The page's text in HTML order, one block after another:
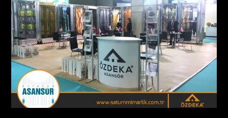
Özdeka Asansör / Avrasya Asansör Fuarı – İstanbul
MAXIMA-MODÜLER STANDLAR